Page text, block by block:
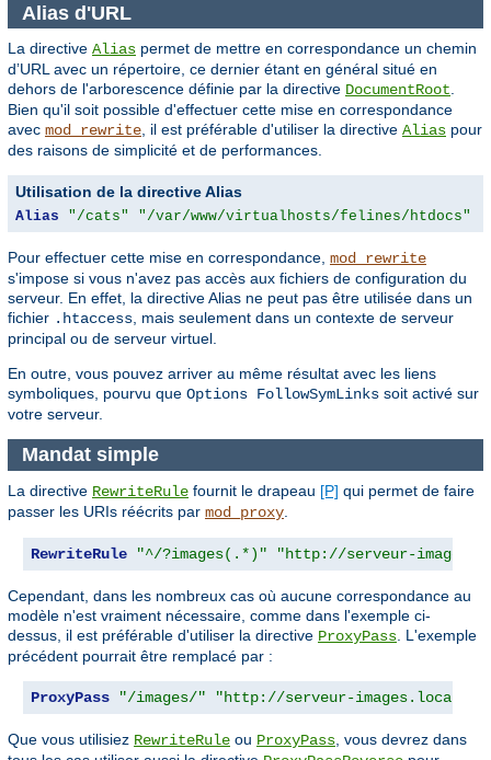
Alias d'URL
La directive Alias permet de mettre en correspondance un chemin
d’URL avec un répertoire, ce dernier étant en général situé en
dehors de l'arborescence définie par la directive DocumentRoot.
Bien qu'il soit possible d'effectuer cette mise en correspondance
avec mod_rewrite, il est préférable d'utiliser la directive Alias pour
des raisons de simplicité et de performances.
Utilisation de la directive Alias
Alias "/cats" "/var/www/virtualhosts/felines/htdocs"
Pour effectuer cette mise en correspondance, mod_rewrite
s'impose si vous n'avez pas accès aux fichiers de configuration du
serveur. En effet, la directive Alias ne peut pas être utilisée dans un
fichier .htaccess, mais seulement dans un contexte de serveur
principal ou de serveur virtuel.
En outre, vous pouvez arriver au même résultat avec les liens
symboliques, pourvu que Options FollowSymLinks soit activé sur
votre serveur.
Mandat simple
La directive RewriteRule fournit le drapeau [P] qui permet de faire
passer les URIs réécrits par mod_proxy
RewriteRule "^/?images(.*)" "http://serveur-
Cependant, dans les nombreux cas où aucune correspondance au
modèle n'est vraiment nécessaire, comme dans l'exemple ci-
dessus, il est préférable d'utiliser la directive ProxyPass . L'exemple
précédent pourrait être remplacé par :
ProxyPass "/images/" "http://serveur-images.local/
Que vous utilisiez RewriteRule ou ProxyPass , vous devrez dans